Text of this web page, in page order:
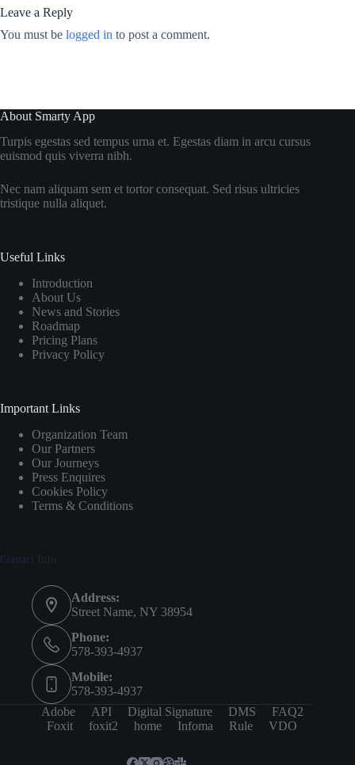
Leave a Reply
You must be logged in to post a comment.
About Smarty App
Turpis egestas sed tempus urna et. Egestas diam in arcu cursus
euismod quis viverra nibh.
Nec nam aliquam sem et tortor consequat. Sed risus ultricies
tristique nulla aliquet.
Useful Links
Introduction
About Us
News and Stories
Roadmap
Pricing Plans
Privacy Policy
Important Links
Organization Team
Our Partners
Our Journeys
Press Enquires
Cookies Policy
Terms & Conditions
Contact Info
Address:
Street Name, NY 38954
Phone:
578-393-4937
Mobile:
578-393-4937
Adobe
API Digital Signature DMS
FAQ2
Foxit
foxit2 home Infoma Rule VDO